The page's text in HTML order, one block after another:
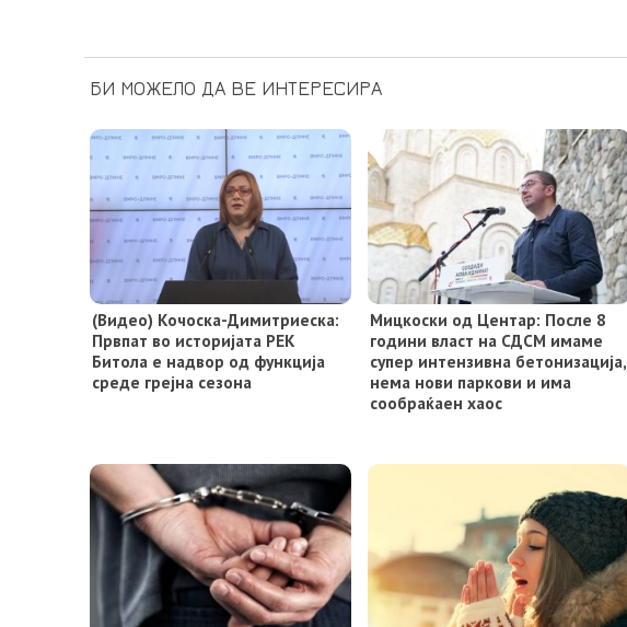
БИ МОЖЕЛО ДА ВЕ ИНТЕРЕСИРА
(Видео) Кочоска-Димитриеска:
Првпат во историјата РЕК
Битола е надвор од функција
среде грејна сезона
Мицкоски од Центар: После 8
години власт на СДСМ имаме
супер интензивна бетонизација,
нема нови паркови и има
сообраќаен хаос